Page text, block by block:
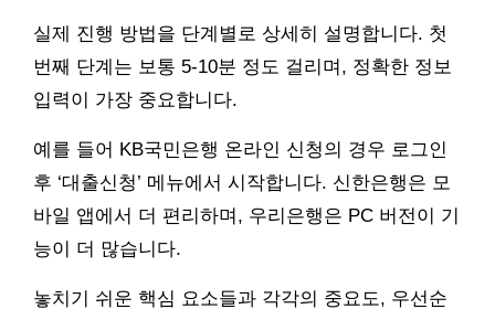
실제 진행 방법을 단계별로 상세히 설명합니다. 첫
번째 단계는 보통 5-10분 정도 걸리며, 정확한 정보
입력이 가장 중요합니다.
예를 들어 KB국민은행 온라인 신청의 경우 로그인
후 ‘대출신청’ 메뉴에서 시작합니다. 신한은행은 모
바일 앱에서 더 편리하며, 우리은행은 PC 버전이 기
능이 더 많습니다.
놓치기 쉬운 핵심 요소들과 각각의 중요도, 우선순